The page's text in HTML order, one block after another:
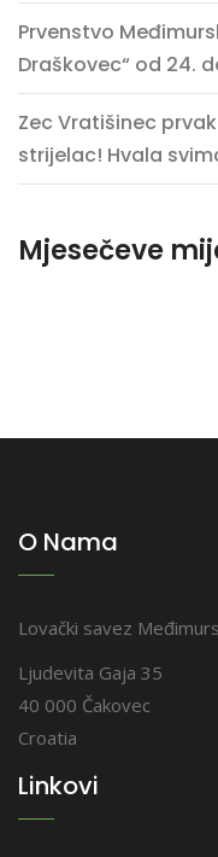
Prvenstvo
Draškovec“ od 24.
Zec Vratišinec
strijelac! Hvala
Mjesečeve
O Nama
Lovački savez
Ljudevita Gaja 35
40 000 Čakovec
Croatia
Linkovi